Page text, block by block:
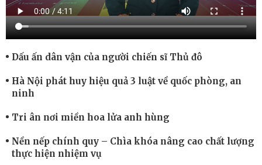
Dấu ấn dân vận của người chiến sĩ Thủ đô
Hà Nội phát huy hiệu quả 3 luật về quốc phòng, an
ninh
Tri ân nơi miền hoa lửa anh hùng
Nền nếp chính quy – Chìa khóa nâng cao chất lượng
thực hiện nhiệm vụ